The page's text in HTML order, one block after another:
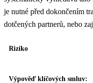
je nutné před dokončením
dotčených partnerů, nebo
Riziko
Výpověď klíčových smluv: